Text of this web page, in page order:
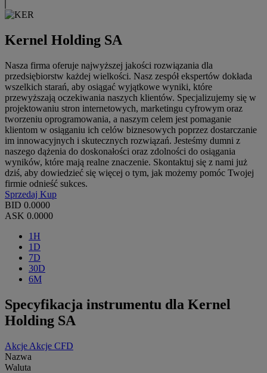
Kernel Holding SA
Nasza firma oferuje najwyższej jakości rozwiązania dla
przedsiębiorstw każdej wielkości. Nasz zespół ekspertów dokłada
wszelkich starań, aby osiągać wyjątkowe wyniki, które
przewyższają oczekiwania naszych klientów. Specjalizujemy się w
projektowaniu stron internetowych, marketingu cyfrowym oraz
tworzeniu oprogramowania, a naszym celem jest pomaganie
klientom w osiąganiu ich celów biznesowych poprzez dostarczanie
im innowacyjnych i skutecznych rozwiązań. Jesteśmy dumni z
naszego dążenia do doskonałości oraz zdolności do osiągania
wyników, które mają realne znaczenie. Skontaktuj się z nami już
dziś, aby dowiedzieć się więcej o tym, jak możemy pomóc Twojej
firmie odnieść sukces.
Sprzedaj Kup
BID 0.0000
ASK 0.0000
1H
1D
7D
30D
6M
Specyfikacja instrumentu dla Kernel
Holding SA
Akcje Akcje CFD
Nazwa
Waluta